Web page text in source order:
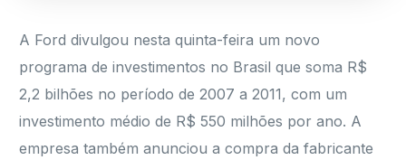
A Ford divulgou nesta quinta-feira um novo
programa de investimentos no Brasil que soma R$
2,2 bilhões no período de 2007 a 2011, com um
investimento médio de R$ 550 milhões por ano. A
empresa também anunciou a compra da fabricante